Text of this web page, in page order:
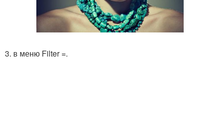
3. в меню Filter =.